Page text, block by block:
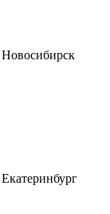
Новосибирск
Екатеринбург